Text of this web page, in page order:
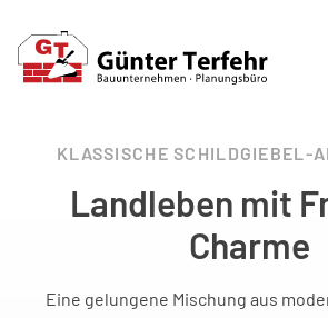
KLASSISCHE SCHILDGIEBEL-
Landleben mit
Charme
Eine gelungene Mischung aus